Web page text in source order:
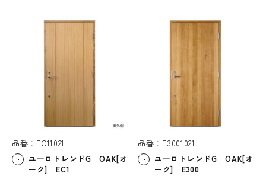
品番：EC11021
ユーロトレンドG OAK[オ
ーク] EC1
品番：E3001021
ユーロトレンドG OAK[オ
ーク] E300